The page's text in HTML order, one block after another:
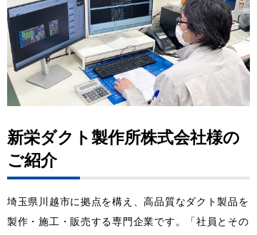
新栄ダクト製作所株式会社様の
ご紹介
埼玉県川越市に拠点を構え、高品質なダクト製品を
製作・施工・販売する専門企業です。「社員とその